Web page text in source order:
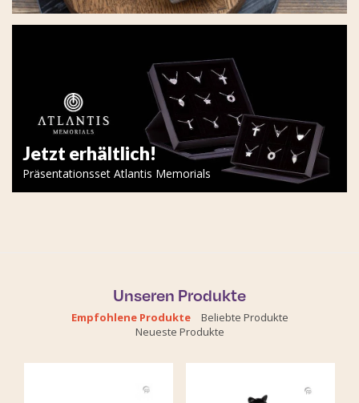
Jetzt erhältlich!
Präsentationsset Atlantis Memorials
Unseren Produkte
Empfohlene Produkte
Beliebte Produkte
Neueste Produkte